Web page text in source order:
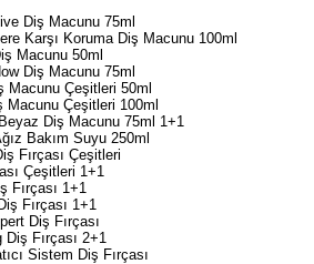
Diş Macunu 75ml
Karşı Koruma Diş Macunu 100ml
Macunu 50ml
Diş Macunu 75ml
Macunu Çeşitleri 50ml
Macunu Çeşitleri 100ml
Diş Macunu 75ml 1+1
Bakım Suyu 250ml
Fırçası Çeşitleri
Çeşitleri 1+1
Fırçası 1+1
Fırçası 1+1
Diş Fırçası
Fırçası 2+1
Sistem Diş Fırçası